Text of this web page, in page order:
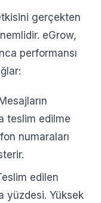
gerçekten
eGrow,
performansı
Mesajların
teslim edilme
numaraları
edilen
yüzdesi. Yüksek